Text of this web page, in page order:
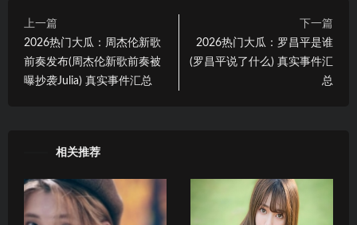
上一篇
2026热门大瓜：周杰伦新歌
前奏发布(周杰伦新歌前奏被
曝抄袭Julia) 真实事件汇总
下一篇
2026热门大瓜：罗昌平是谁
(罗昌平说了什么) 真实事件汇
总
相关推荐